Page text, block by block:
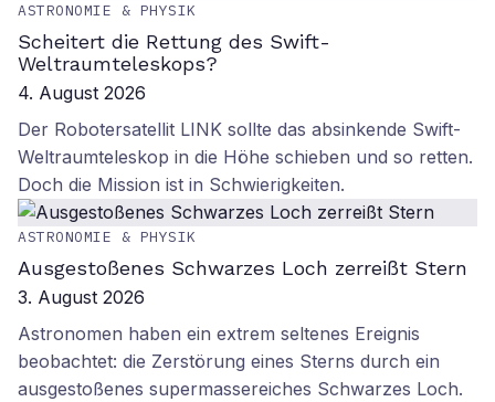
ASTRONOMIE & PHYSIK
Scheitert die Rettung des Swift-
Weltraumteleskops?
4. August 2026
Der Robotersatellit LINK sollte das absinkende Swift-
Weltraumteleskop in die Höhe schieben und so retten.
Doch die Mission ist in Schwierigkeiten.
ASTRONOMIE & PHYSIK
Ausgestoßenes Schwarzes Loch zerreißt Stern
3. August 2026
Astronomen haben ein extrem seltenes Ereignis
beobachtet: die Zerstörung eines Sterns durch ein
ausgestoßenes supermassereiches Schwarzes Loch.